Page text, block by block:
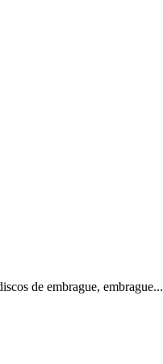
de embrague, embrague...